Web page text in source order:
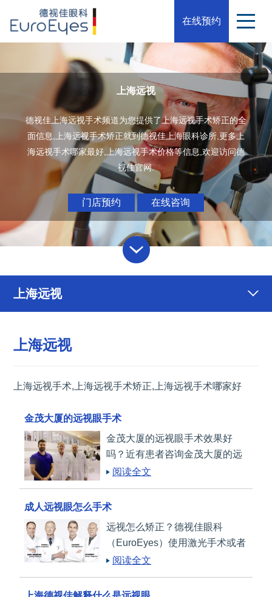
在线预约
上海远视
德视佳上海远视手术频道为您提供了上海远视手术矫正的全
面信息,上海远视手术矫正就到德视佳上海眼科诊所,更多上
海远视手术哪家最好,上海远视手术价格等信息,欢迎访问德
视佳官网.
门店预约 在线咨询
上海远视
上海远视
上海远视手术,上海远视手术矫正,上海远视手术哪家好
金茂大厦的远视眼手术
金茂大厦的远视眼手术效果好
吗？近有患者咨询金茂大厦的远
视眼手术情况，下面就由德视佳
阅读全文
成人远视眼怎么手术
远视怎么矫正？德视佳眼科
（EuroEyes）使用激光手术或者
其他方式（诸如后房晶体植入术
（RLE））来帮助矫正远视
阅读全文